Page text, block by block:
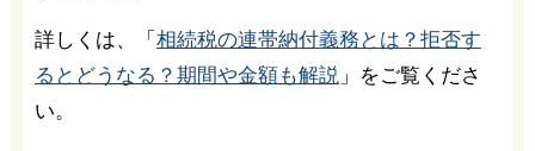
詳しくは、「 相続税の連帯納付義務とは？拒否す
るとどうなる？期間や金額も解説」をご覧くださ
い。